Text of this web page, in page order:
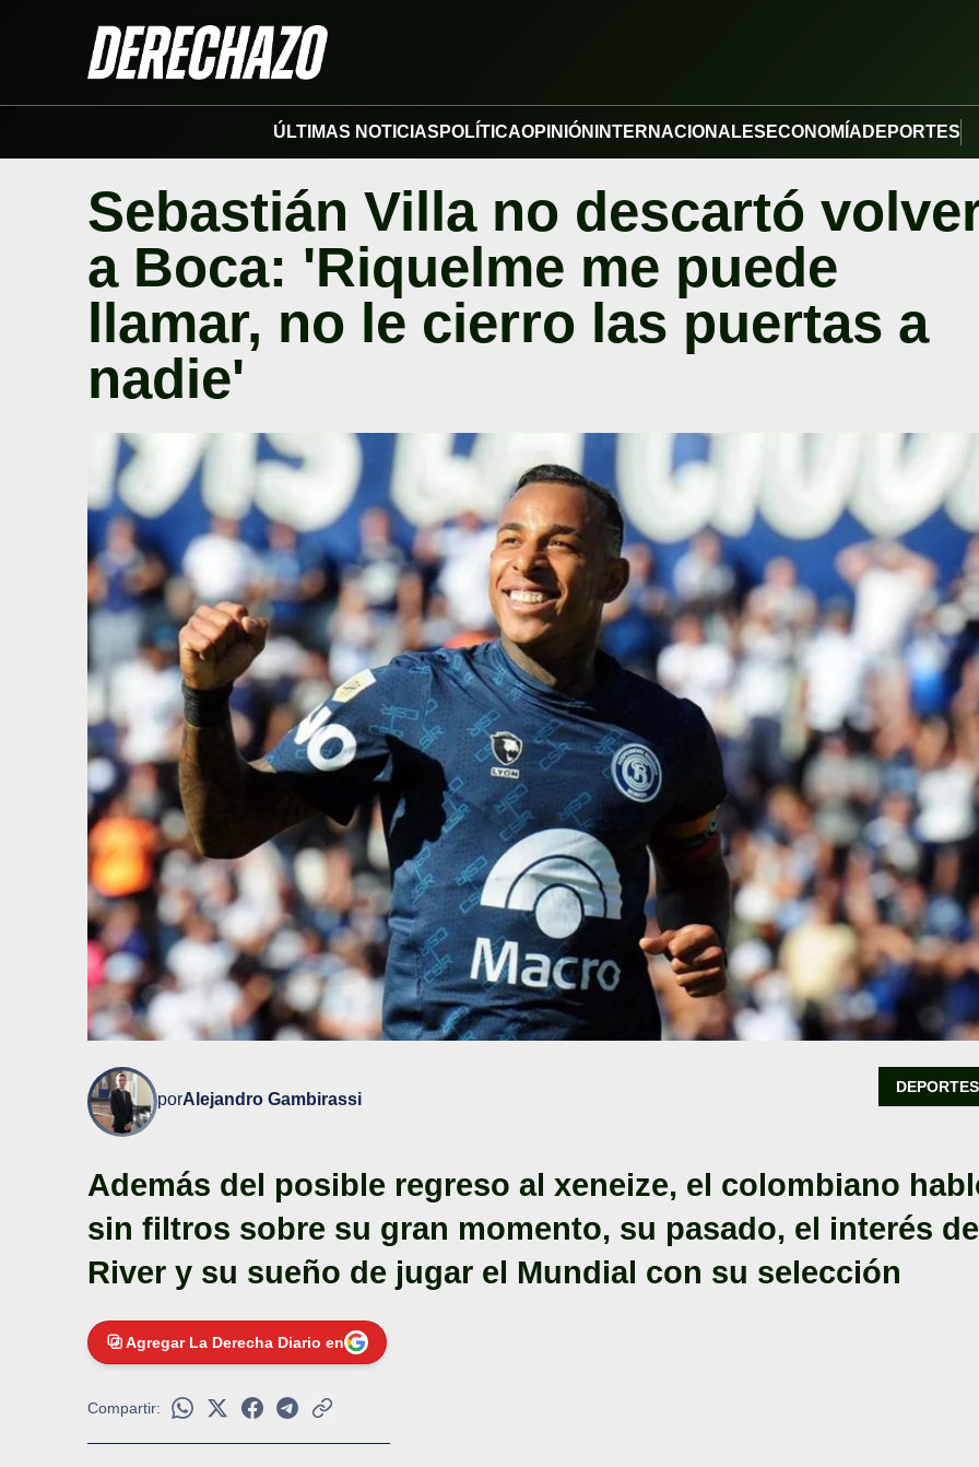
ÚLTIMAS NOTICIAS POLÍTICAOPINIÓN INTERNACIONALES ECONOMÍA DEPORTES
Sebastián Villa no descartó
a Boca: 'Riquelme me puede
llamar, no le cierro las puertas a
nadie'
porAlejandro Gambirassi
DEPORTES
Además del posible regreso al xeneize, el colombiano
sin filtros sobre su gran momento, su pasado, el interés de
River y su sueño de jugar el Mundial con su selección
Agregar La Derecha Diario en
Compartir: